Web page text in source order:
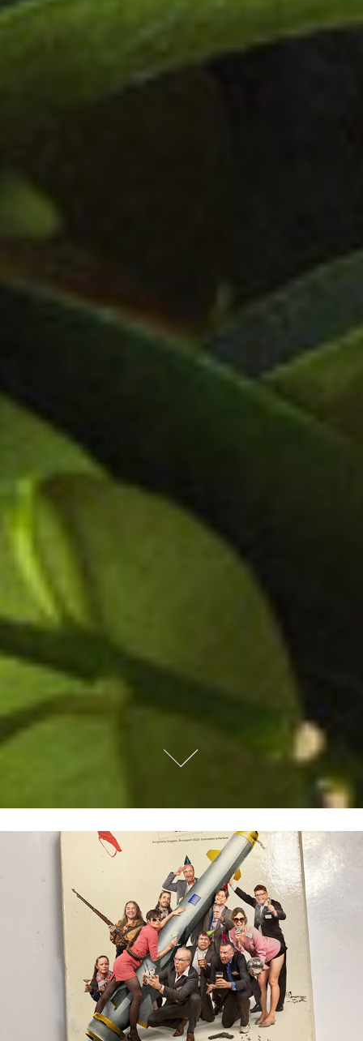
Det Har Vore Eit Fantastisk År